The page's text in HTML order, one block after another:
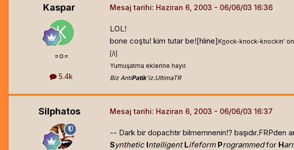
Kaspar
=o=
5.4k
Mesaj tarihi: Haziran 6, 2003
LOL!
bone coştu! kim tutar be![hline]Knock-knock-knockin' on
[/i]
Yumuşatma eklerine hayır.
Biz AntiPatik'iz.UltimaTR
Silphatos Mesaj tarihi: Haziran 6, 2003
-- Dark bir dopachtır bilmemnenin!? başıdır.FRPden
Synthetic Intelligent Lifeform Programmedfor H